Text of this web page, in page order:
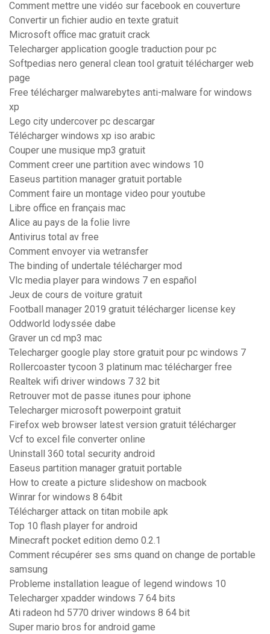
Comment mettre une vidéo sur facebook en couverture
Convertir un fichier audio en texte gratuit
Microsoft office mac gratuit crack
Telecharger application google traduction pour pc
Softpedias nero general clean tool gratuit télécharger web
page
Free télécharger malwarebytes anti-malware for windows
xp
Lego city undercover pc descargar
Télécharger windows xp iso arabic
Couper une musique mp3 gratuit
Comment creer une partition avec windows 10
Easeus partition manager gratuit portable
Comment faire un montage video pour youtube
Libre office en français mac
Alice au pays de la folie livre
Antivirus total av free
Comment envoyer via wetransfer
The binding of undertale télécharger mod
Vlc media player para windows 7 en español
Jeux de cours de voiture gratuit
Football manager 2019 gratuit télécharger license key
Oddworld lodyssée dabe
Graver un cd mp3 mac
Telecharger google play store gratuit pour pc windows 7
Rollercoaster tycoon 3 platinum mac télécharger free
Realtek wifi driver windows 7 32 bit
Retrouver mot de passe itunes pour iphone
Telecharger microsoft powerpoint gratuit
Firefox web browser latest version gratuit télécharger
Vcf to excel file converter online
Uninstall 360 total security android
Easeus partition manager gratuit portable
How to create a picture slideshow on macbook
Winrar for windows 8 64bit
Télécharger attack on titan mobile apk
Top 10 flash player for android
Minecraft pocket edition demo 0.2.1
Comment récupérer ses sms quand on change de portable
samsung
Probleme installation league of legend windows 10
Telecharger xpadder windows 7 64 bits
Ati radeon hd 5770 driver windows 8 64 bit
Super mario bros for android game